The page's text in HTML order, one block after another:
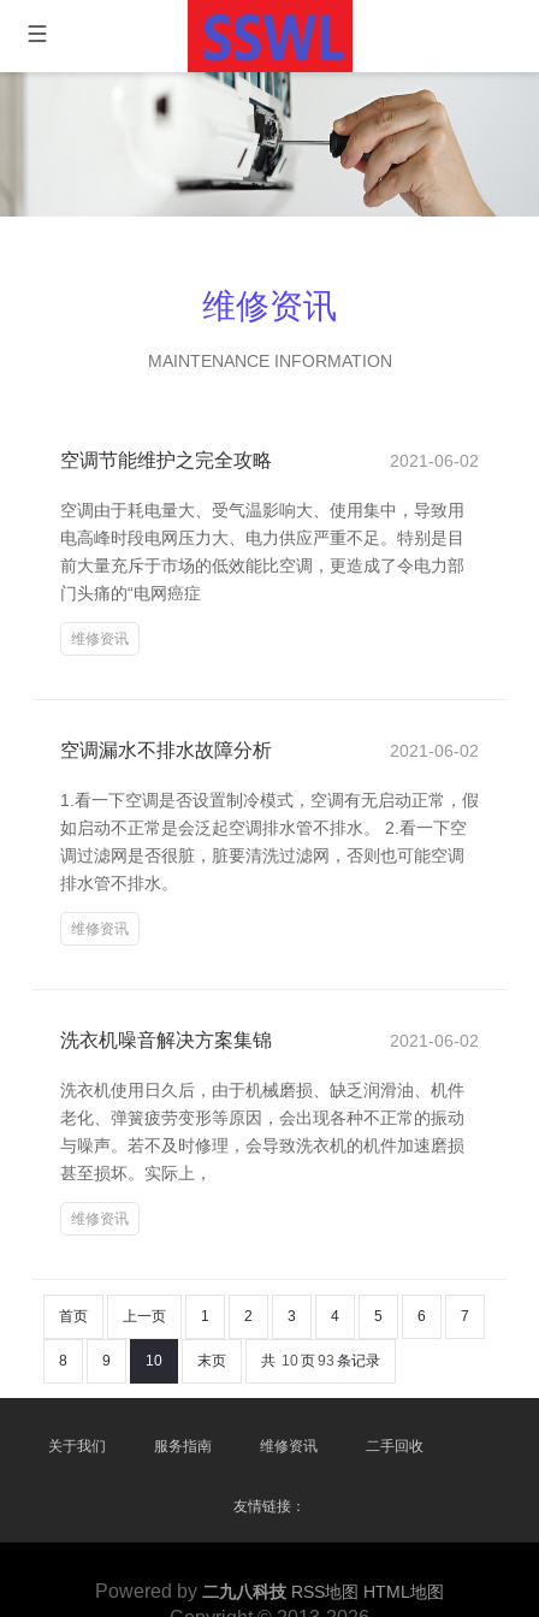
维修资讯
MAINTENANCE INFORMATION
空调节能维护之完全攻略 2021-06-02
空调由于耗电量大、受气温影响大、使用集中，导致用
电高峰时段电网压力大、电力供应严重不足。特别是目
前大量充斥于市场的低效能比空调，更造成了令电力部
门头痛的“电网癌症
维修资讯
空调漏水不排水故障分析 2021-06-02
1.看一下空调是否设置制冷模式，空调有无启动正常，假
如启动不正常是会泛起空调排水管不排水。 2.看一下空
调过滤网是否很脏，脏要清洗过滤网，否则也可能空调
排水管不排水。
维修资讯
洗衣机噪音解决方案集锦 2021-06-02
洗衣机使用日久后，由于机械磨损、缺乏润滑油、机件
老化、弹簧疲劳变形等原因，会出现各种不正常的振动
与噪声。若不及时修理，会导致洗衣机的机件加速磨损
甚至损坏。实际上，
维修资讯
首页 上一页 1 2 3 4 5 6 7
8 9 10 末页 共 10页93 条记录
关于我们 服务指南 维修资讯 二手回收
友情链接：
Powered by 二九八科技 RSS地图 HTML地图